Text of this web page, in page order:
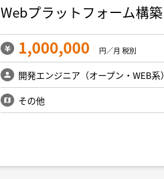
Webプラットフォーム構築
1,000,000 円／月 税別
開発エンジニア（オープン・WEB系）
その他